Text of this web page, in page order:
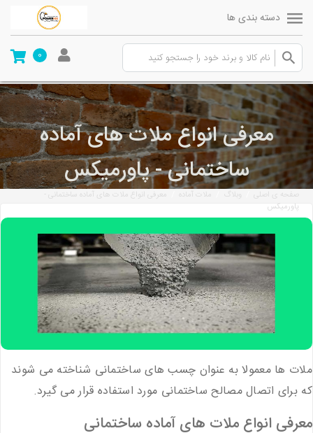
دسته بندی ها
0
معرفی انواع ملات های آماده
ساختمانی - پاورمیکس
صفحه ی اصلی وبلاگ ملات آماده
معرفی انواع ملات های آماده ساختمانی -
پاورمیکس
ملات ها معمولا به عنوان چسب های ساختمانی شناخته می شوند
که برای اتصال مصالح ساختمانی مورد استفاده قرار می گیرد.
معرفی انواع ملات های آماده ساختمانی